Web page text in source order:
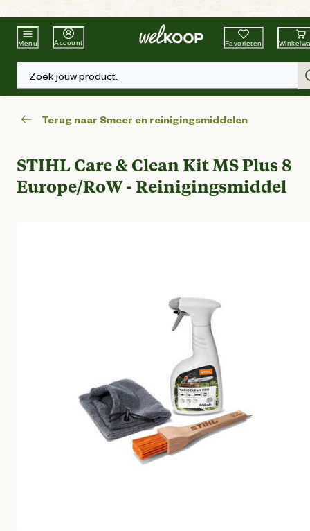
Beste WinkelketenTuin & Dier
Menu Account Favorieten
Zoek jouw product.
Terug naar Smeer en reinigingsmiddelen
STIHL Care & Clean Kit MS Plus 8
Europe/RoW - Reinigingsmiddel